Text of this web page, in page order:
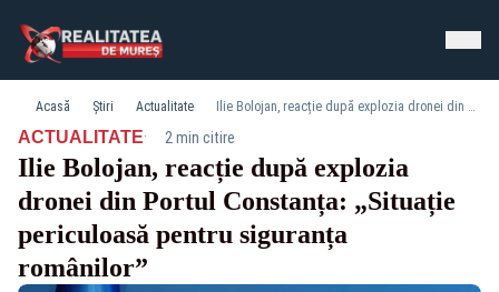
Acasă Știri Actualitate Ilie Bolojan, reacție după explozia dronei din Portul Constanța: „Situație periculoasă pentru siguranța românilor”
ACTUALITATE· 2 min citire
Ilie Bolojan, reacție după explozia
dronei din Portul Constanța: „Situație
periculoasă pentru siguranța
românilor”